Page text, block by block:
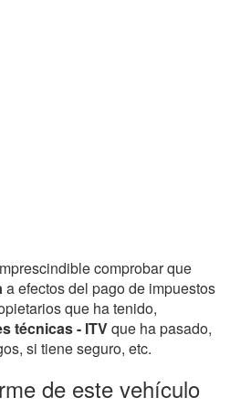
comprobar que
a efectos del pago de impuestos
que ha tenido,
técnicas - ITVque ha pasado,
si tiene seguro, etc.
de este vehículo